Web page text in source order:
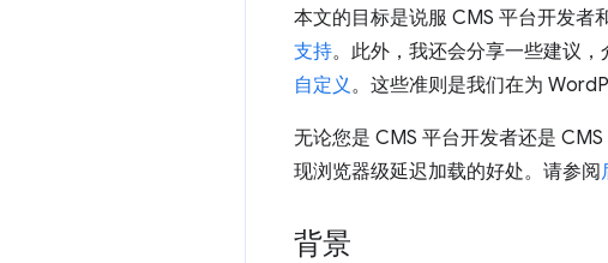
本文的目标是说服 CMS 平台开发者
支持。此外，我还会分享一些建议
自定义。这些准则是我们在为
无论您是 CMS 平台开发者还是
现浏览器级延迟加载的好处。请参阅
背景